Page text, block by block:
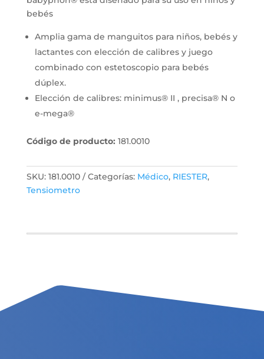
bebés
Amplia gama de manguitos para niños, bebés y
lactantes con elección de calibres y juego
combinado con estetoscopio para bebés
dúplex.
Elección de calibres: minimus® II , precisa® N o
e-mega®
Código de producto: 181.0010
SKU: 181.0010 Categorías: Médico, RIESTER,
Tensiometro